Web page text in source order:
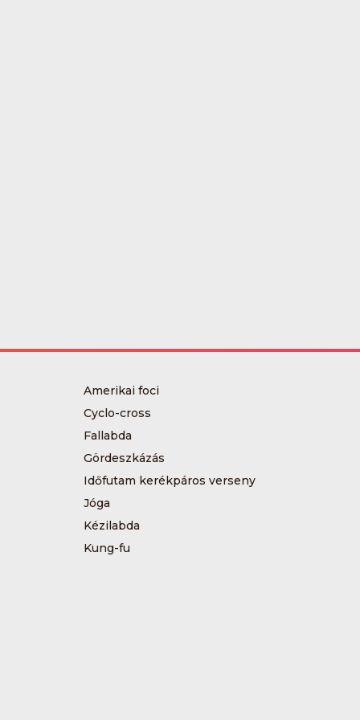
Amerikai foci
Cyclo-cross
Fallabda
Gördeszkázás
Időfutam kerékpáros verseny
Jóga
Kézilabda
Kung-fu